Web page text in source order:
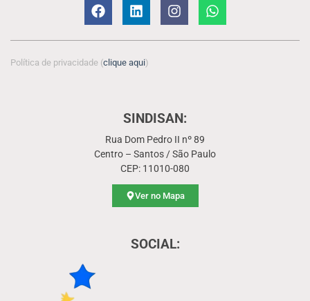
Política de privacidade (clique aqui)
SINDISAN:
Rua Dom Pedro II nº 89
Centro – Santos / São Paulo
CEP: 11010-080
Ver no Mapa
SOCIAL: